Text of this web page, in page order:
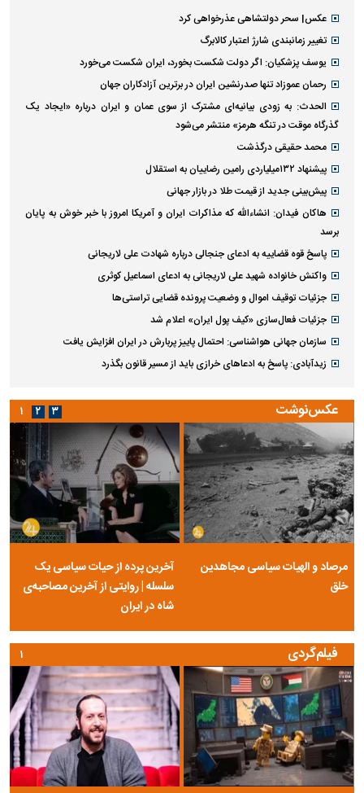
عکس| سحر دولتشاهی عذرخواهی کرد
تغییر زمانبندی‌ شارژ اعتبار کالابرگ
یوسف پزشکیان: اگر دولت شکست بخورد، ایران شکست می‌خورد
رحمان عموزاد تنها صدرنشین ایران در برترین آزادکاران جهان
الحدث: به زودی بیانیه‌ای مشترک از سوی عمان و ایران درباره «ایجاد یک
گذرگاه موقت در تنگه هرمز» منتشر می‌شود
محمد حقیقی درگذشت
پیشنهاد ۱۳۲میلیاردی رامین رضاییان به استقلال
پیش‌بینی جدید از قیمت طلا در بازار جهانی
هاکان فیدان: انشاءالله که مذاکرات ایران و آمریکا امروز با خبر خوش به پایان
برسد
پاسخ قوه قضاییه به ادعای جنجالی درباره شهادت علی لاریجانی
واکنش خانواده شهید علی لاریجانی به ادعای اسماعیل کوثری
جزئیات توقیف اموال و وضعیت پرونده قضایی تراستی‌ها
جزئیات فعال‌سازی «کیف پول ایران» اعلام شد
سازمان جهانی هواشناسی: احتمال پاییز پربارش در ایران افزایش یافت
زیدآبادی: پاسخ به ادعا‌های خرازی باید از مسیر قانون بگذرد
عکس‌نوشت
مرصاد و الهیات سیاسی مجاهدین
خلق
آخرین پرده از حیات سیاسی یک
سلسله | روایتی از آخرین مصاحبه‌ی
شاه در ایران
۱ ۲ ۳
فیلم‌گردی ۱